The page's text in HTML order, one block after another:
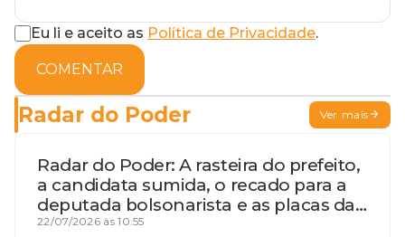
Eu li e aceito as Política de Privacidade.
COMENTAR
Radar do Poder Ver mais
Radar do Poder: A rasteira do prefeito,
a candidata sumida, o recado para a
deputada bolsonarista e as placas da
discórdia
22/07/2026 às 10:55